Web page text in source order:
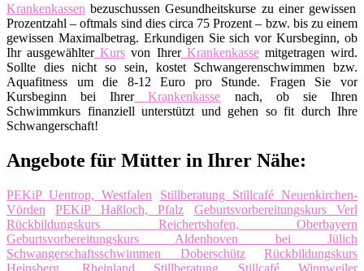
Krankenkassen bezuschussen Gesundheitskurse zu einer gewissen
Prozentzahl – oftmals sind dies circa 75 Prozent – bzw. bis zu einem
gewissen Maximalbetrag. Erkundigen Sie sich vor Kursbeginn, ob
Ihr ausgewählterKurs von IhrerKrankenkassemitgetragen wird.
Sollte dies nicht so sein, kostet Schwangerenschwimmen bzw.
Aquafitness um die 8-12 Euro pro Stunde. Fragen Sie vor
Kursbeginn bei IhrerKrankenkasse nach, ob sie Ihren
Schwimmkurs finanziell unterstützt und gehen so fit durch Ihre
Schwangerschaft!
Angebote für Mütter in Ihrer Nähe:
PEKiP Uentrop, Westfalen
Stillberatung Stillcafé Neuenkirchen-
Vörden
PEKiP Haßloch, Pfalz
Geburtsvorbereitungskurs Verl
Rückbildungskurs Reichertshofen, Oberbayern
Geburtsvorbereitungskurs Aldenhoven bei Jülich
Schwangerschaftsschwimmen Doberschütz
Rückbildungskurs
Heinsberg, Rheinland
Stillberatung Stillcafé Winnweiler